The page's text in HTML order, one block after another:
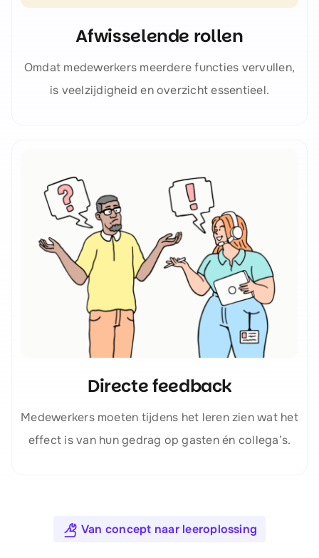
Afwisselende rollen
Omdat medewerkers meerdere functies vervullen,
is veelzijdigheid en overzicht essentieel.
Directe feedback
Medewerkers moeten tijdens het leren zien wat het
effect is van hun gedrag op gasten én collega’s.
Van concept naar leeroplossing